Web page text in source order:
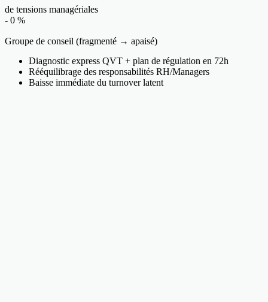
de tensions managériales
- 0 %
Groupe de conseil (fragmenté → apaisé)
Diagnostic express QVT + plan de régulation en 72h
Rééquilibrage des responsabilités RH/Managers
Baisse immédiate du turnover latent